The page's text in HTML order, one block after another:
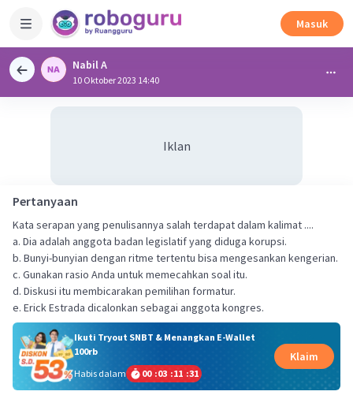
Masuk
Nabil A
10 Oktober 2023 14:40
Iklan
Pertanyaan
Kata serapan yang penulisannya salah terdapat dalam kalimat ....
a. Dia adalah anggota badan legislatif yang diduga korupsi.
b. Bunyi-bunyian dengan ritme tertentu bisa mengesankan kengerian.
c. Gunakan rasio Anda untuk memecahkan soal itu.
d. Diskusi itu membicarakan pemilihan formatur.
e. Erick Estrada dicalonkan sebagai anggota kongres.
Ikuti Tryout SNBT & Menangkan E-Wallet
100rb
Habis dalam
00 :03 :11 :31
Klaim